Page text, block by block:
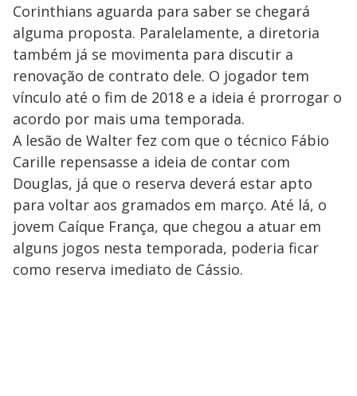
Corinthians aguarda para saber se chegará
alguma proposta. Paralelamente, a diretoria
também já se movimenta para discutir a
renovação de contrato dele. O jogador tem
vínculo até o fim de 2018 e a ideia é prorrogar o
acordo por mais uma temporada.
A lesão de Walter fez com que o técnico Fábio
Carille repensasse a ideia de contar com
Douglas, já que o reserva deverá estar apto
para voltar aos gramados em março. Até lá, o
jovem Caíque França, que chegou a atuar em
alguns jogos nesta temporada, poderia ficar
como reserva imediato de Cássio.